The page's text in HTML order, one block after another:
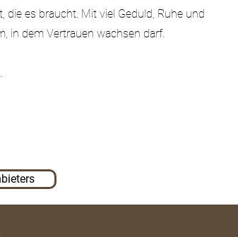
es braucht. Mit viel Geduld, Ruhe und
in dem Vertrauen wachsen darf.